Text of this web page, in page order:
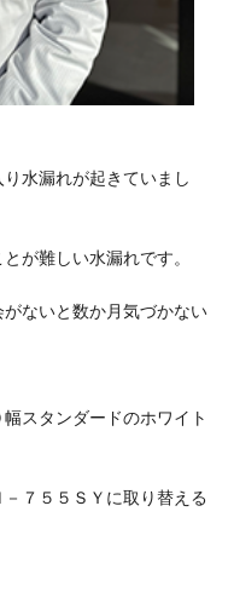
水漏れが起きていまし
が難しい水漏れです。
ないと数か月気づかない
スタンダードのホワイト
７５５ＳＹに取り替える